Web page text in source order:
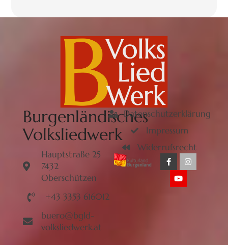
Burgenländisches
Volksliedwerk
Hauptstraße 25
7432
Oberschützen
+43 3353 616012
buero@bgld-
volksliedwerk.at
Datenschutzerklärung
Impressum
Widerrufsrecht